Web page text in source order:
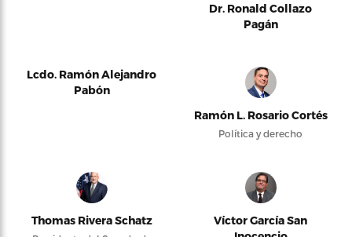
Dr. Ronald Collazo
Pagán
Lcdo. Ramón Alejandro
Pabón
Ramón L. Rosario Cortés
Política y derecho
Thomas Rivera Schatz
Víctor García San